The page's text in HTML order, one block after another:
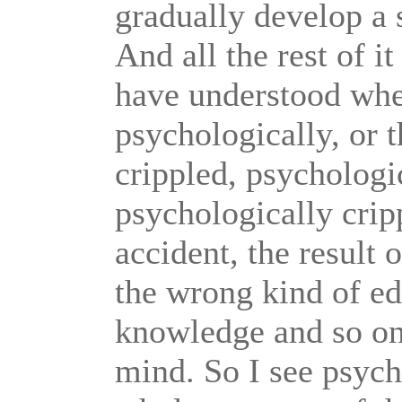
gradually develop
And all the rest of
have understood
psychologically, or
crippled,
psychologically
accident, the result
the wrong kind of
knowledge and so
mind. So I see